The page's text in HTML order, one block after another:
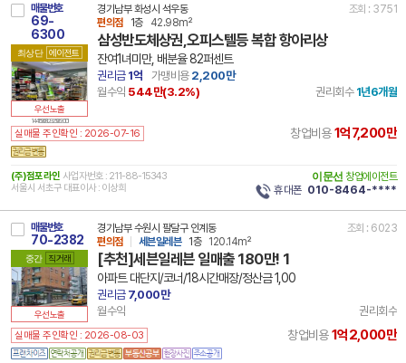
매물번호
69-
6300
최상단 에이전트
우선노출
14 41590 8129 250630 101
경기남부 화성시 석우동
조회 : 3751
편의점
1층 42.98m²
삼성반도체상권,오피스텔등 복합 항아리상
잔여1녀미만, 배분율 82퍼센트
권리금1억 가맹비용2,200만
월수익 544만(3.2%) 권리회수 1년6개월
실매물 주인확인 : 2026-07-16 창업비용1억7,200만
(주)점포라인 사업자번호 : 211-88-15343
서울시 서초구 대표이사 : 이상희
이문선 창업에이전트
휴대폰 010-8464-****
매물번호
70-2382
중간 직거래
우선노출
경기남부 수원시 팔달구 인계동
조회 : 6023
편의점
세븐일레븐 1층 120.14m²
[추천]세븐일레븐 일매출 180만! 1
아파트 대단지/코너/18시간매장/정산금 1,00
권리금7,000만
월수익
권리회수
실매물 주인확인 : 2026-08-03 창업비용1억2,000만